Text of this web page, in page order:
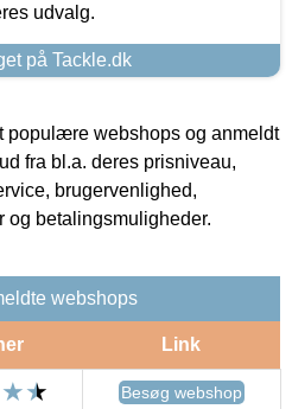
udvalg.
på Tackle.dk
populære webshops og anmeldt
fra bl.a. deres prisniveau,
brugervenlighed,
og betalingsmuligheder.
webshops
Link
Besøg webshop